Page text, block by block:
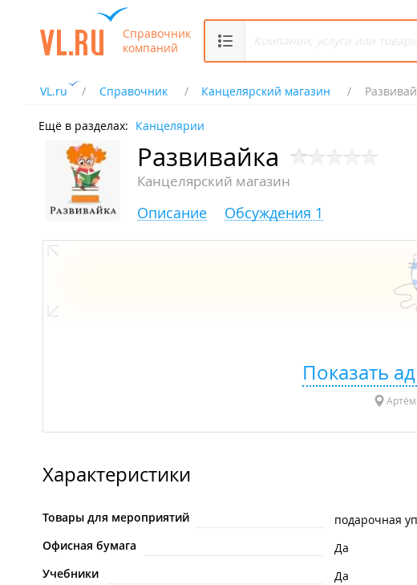
Справочник
компаний
VL.ru Справочник Канцелярский магазин
Ещё в разделах: Канцелярии
Развивайка
Канцелярский магазин
Описание Обсуждения 1
Показать
Артём
Характеристики
Товары для мероприятий подарочная
Офисная бумага
Да
Учебники
Да